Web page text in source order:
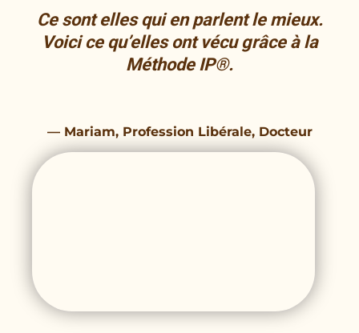
Ce sont elles qui en parlent le mieux.
Voici ce qu’elles ont vécu grâce à la
Méthode IP®.
— Mariam, Profession Libérale, Docteur